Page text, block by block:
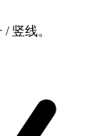
竖线。